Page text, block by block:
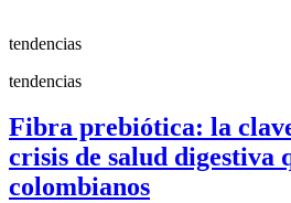
tendencias
tendencias
Fibra prebiótica: la
crisis de salud digestiva
colombianos